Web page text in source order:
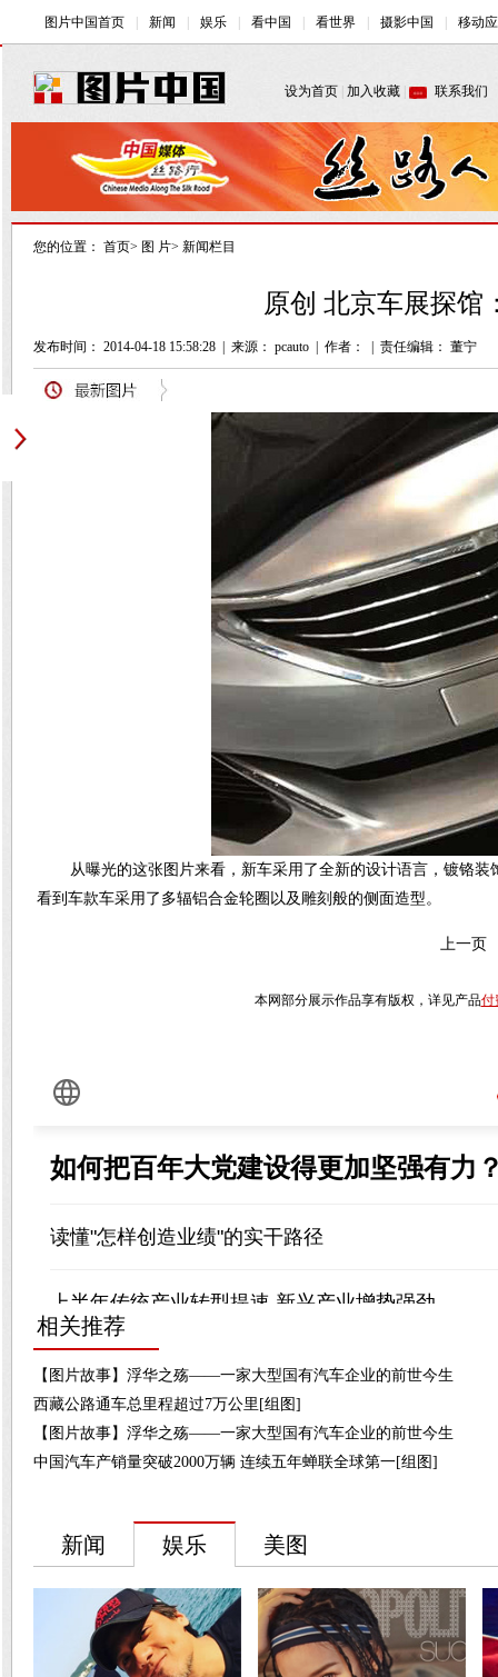
您的位置： 首页> 图 片> 新闻栏目
原创 北京车展探馆
发布时间： 2014-04-18 15:58:28 来源： pcauto 作者： 责任编辑： 董宁
从曝光的这张图片来看，新车采用了全新的设计语言，镀铬
看到车款车采用了多辐铝合金轮圈以及雕刻般的侧面造型。
上一页
本网部分展示作品享有版权，详见产品付
相关推荐
【图片故事】浮华之殇——一家大型国有汽车企业的前世今生
西藏公路通车总里程超过7万公里[组图]
【图片故事】浮华之殇——一家大型国有汽车企业的前世今生
中国汽车产销量突破2000万辆 连续五年蝉联全球第一[组图]